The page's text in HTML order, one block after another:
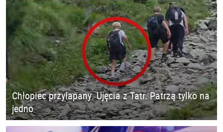
Chłopiec przyłapany. Ujęcia z Tatr. Patrzą tylko na
jedno